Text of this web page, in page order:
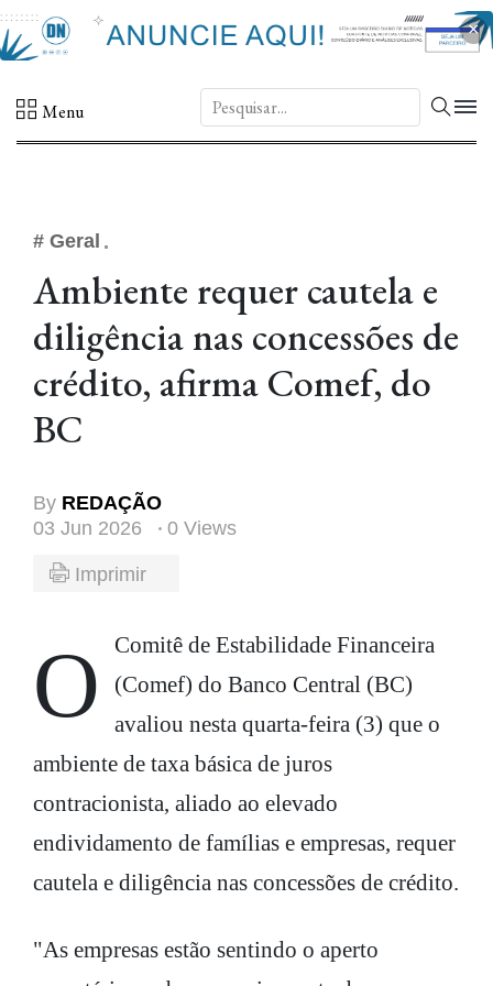
×
Menu DN.
# Geral
Ambiente requer cautela e
diligência nas concessões de
crédito, afirma Comef, do
BC
By REDAÇÃO
03 Jun 2026
0 Views
Imprimir
O Comitê de Estabilidade Financeira
(Comef) do Banco Central (BC)
avaliou nesta quarta-feira (3) que o
ambiente de taxa básica de juros
contracionista, aliado ao elevado
endividamento de famílias e empresas, requer
cautela e diligência nas concessões de crédito.
"As empresas estão sentindo o aperto